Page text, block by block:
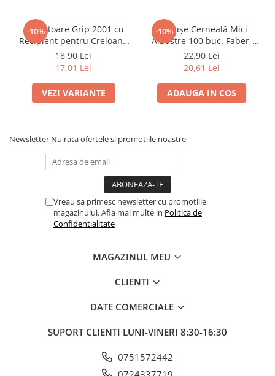
Penare neechipate
Pictură și desen
Accesorii pentru pictură
Creioane grafit și cărbune
Culori acrilice
Pensule
Plastilină
Tempera și Guașe
-10%
Ascuțitoare Grip 2001 cu
Recipient pentru Creioane
Standard și Jumbo Faber-
Castell
18,90 Lei
17,01 Lei
VEZI VARIANTE
-10%
Cartușe Cerneală Mici
Albastre 100 buc. Faber-
Castell
22,90 Lei
20,61 Lei
ADAUGA IN COS
Newsletter Nu rata ofertele si promotiile noastre
Vreau sa primesc newsletter cu promotiile
magazinului. Afla mai multe in Politica de
Confidentialitate
MAGAZINUL MEU
CLIENTI
DATE COMERCIALE
SUPORT CLIENTI LUNI-VINERI 8:30-16:30
0751572442